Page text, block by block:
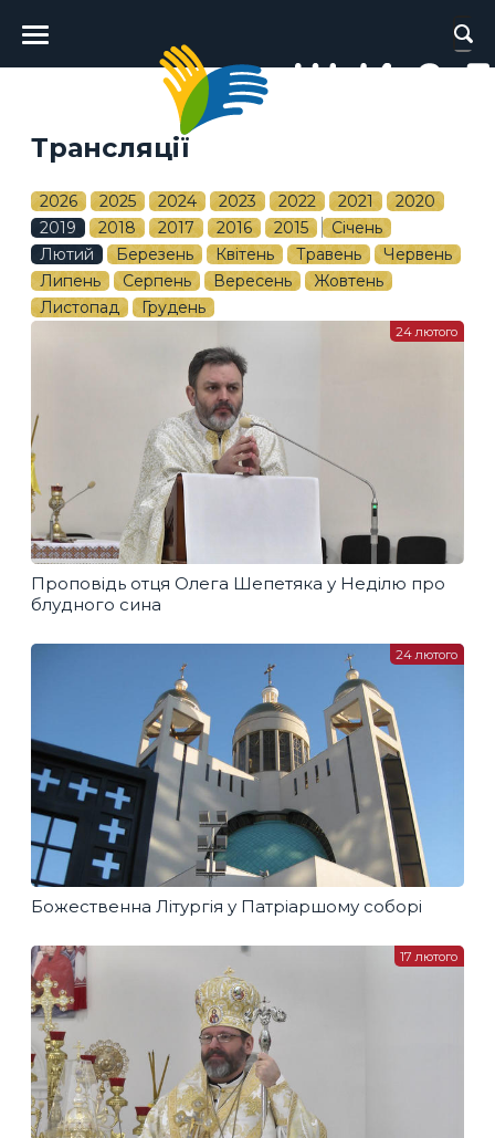
Головне
меню
Трансляції
2026 2025 2024 2023 2022 2021
2020
2019
2018 2017 2016 2015
Січень
Лютий
Березень Квітень Травень
Червень
Липень
Серпень Вересень
Жовтень
Листопад
Грудень
Проповідь отця Олега Шепетяка у Неділю про
блудного сина
24 лютого
Божественна Літургія у Патріаршому соборі
24 лютого
17 лютого